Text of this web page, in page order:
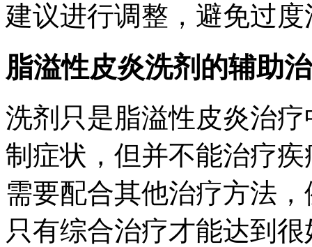
建议进行调整，避免过
脂溢性皮炎洗剂的辅助
洗剂只是脂溢性皮炎治
制症状，但并不能治疗
需要配合其他治疗方法
只有综合治疗才能达到